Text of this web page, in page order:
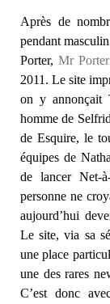
Après de
pendant
Porter, Mr Porter
2011. Le site
on y annonçait
homme de
de Esquire, le
équipes de
de lancer Net-
personne ne
aujourd’hui
Le site, via sa
une place
une des rares
C’est donc